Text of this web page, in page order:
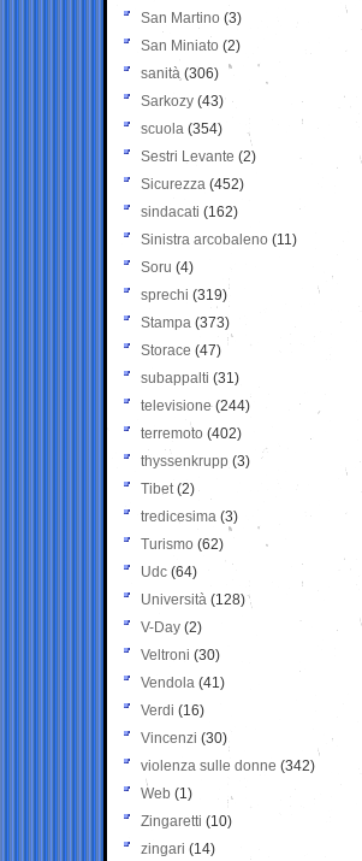
San Martino (3)
San Miniato (2)
sanità (306)
Sarkozy (43)
scuola (354)
Sestri Levante (2)
Sicurezza (452)
sindacati (162)
Sinistra arcobaleno (11)
Soru (4)
sprechi (319)
Stampa (373)
Storace (47)
subappalti (31)
televisione(244)
terremoto (402)
thyssenkrupp (3)
Tibet(2)
tredicesima (3)
Turismo (62)
Udc (64)
Università (128)
V-Day (2)
Veltroni (30)
Vendola (41)
Verdi (16)
Vincenzi (30)
violenza sulle donne (342)
Web (1)
Zingaretti (10)
zingari (14)